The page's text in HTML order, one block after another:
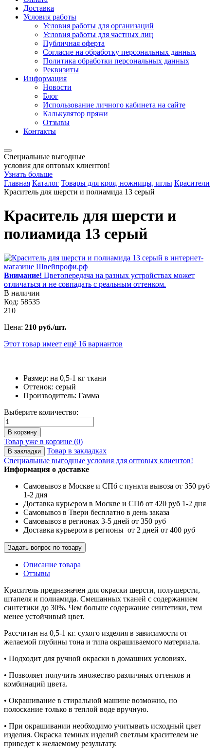
Доставка
Условия работы
Условия работы для организаций
Условия работы для частных лиц
Публичная оферта
Согласие на обработку персональных данных
Политика обработки персональных данных
Реквизиты
Информация
Новости
Блог
Использование личного кабинета на сайте
Калькулятор пряжи
Отзывы
Контакты
Специальные выгодные
условия для оптовых клиентов!
Узнать больше
Главная Каталог Товары для кроя, ножницы, иглы Красители
Краситель для шерсти и полиамида 13 серый
Краситель для шерсти и
полиамида 13 серый
Внимание! Цветопередача на разных устройствах может
отличаться и не совпадать с реальным оттенком.
В наличии
Код: 58535
210
Цена: 210 руб./шт.
Этот товар имеет ещё 16 вариантов
Размер: на 0,5-1 кг ткани
Оттенок: серый
Производитель: Гамма
Выберите количество:
В корзину
Товар уже в корзине (0)
В закладки
Товар в закладках
Специальные выгодные условия для оптовых клиентов!
Информация о доставке
Самовывоз в Москве и СПб с пункта вывоза от 350 руб
1-2 дня
Доставка курьером в Москве и СПб от 420 руб 1-2 дня
Самовывоз в Твери бесплатно в день заказа
Самовывоз в регионах 3-5 дней от 350 руб
Доставка курьером в регионы от 2 дней от 400 руб
Задать вопрос по товару
Описание товара
Отзывы
Краситель предназначен для окраски шерсти, полушерсти,
штапеля и полиамида. Смешанных тканей с содержанием
синтетики до 30%. Чем больше содержание синтетики, тем
менее устойчивый цвет.
Рассчитан на 0,5-1 кг. сухого изделия в зависимости от
желаемой глубины тона и типа окрашиваемого материала.
• Подходит для ручной окраски в домашних условиях.
• Позволяет получить множество различных оттенков и
комбинаций цвета.
• Окрашивание в стиральной машине возможно, но
полоскание только в теплой воде вручную.
• При окрашивании необходимо учитывать исходный цвет
изделия. Окраска темных изделий светлым красителем не
приведет к желаемому результату.